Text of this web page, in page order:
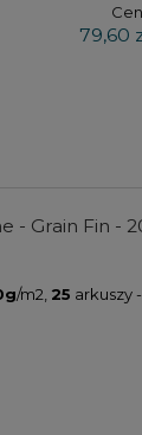
79,60
- Grain Fin -
/m2, 25 arkuszy -